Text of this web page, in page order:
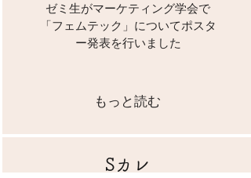
ゼミ生がマーケティング学会で
「フェムテック」についてポスタ
ー発表を行いました
もっと読む
Sカレ